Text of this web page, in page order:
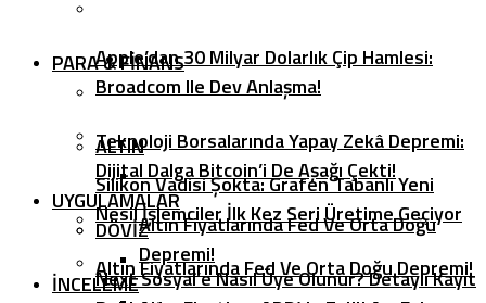
Apple’dan 30 Milyar Dolarlık Çip Hamlesi:
Broadcom Ile Dev Anlaşma!
Silikon Vadisi Şokta: Grafen Tabanlı Yeni
Nesil İşlemciler İlk Kez Seri Üretime Geçiyor
PARA & FINANS
Teknoloji Borsalarında Yapay Zekâ Depremi:
Dijital Dalga Bitcoin’i De Aşağı Çekti!
Altın Fiyatlarında Fed Ve Orta Doğu Depremi!
ALTIN
Altın Fiyatlarında Fed Ve Orta Doğu
Depremi!
DÖVIZ
UYGULAMALAR
Next Sosyal’e Nasıl Üye Olunur? Detaylı Kayıt
İNCELEME